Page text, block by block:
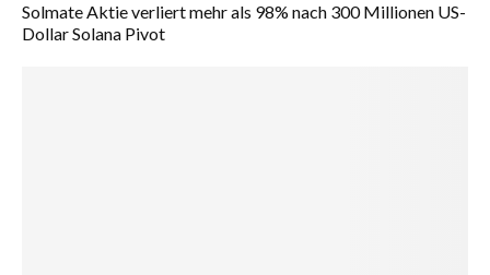
Solmate Aktie verliert mehr als 98% nach 300 Millionen US-
Dollar Solana Pivot